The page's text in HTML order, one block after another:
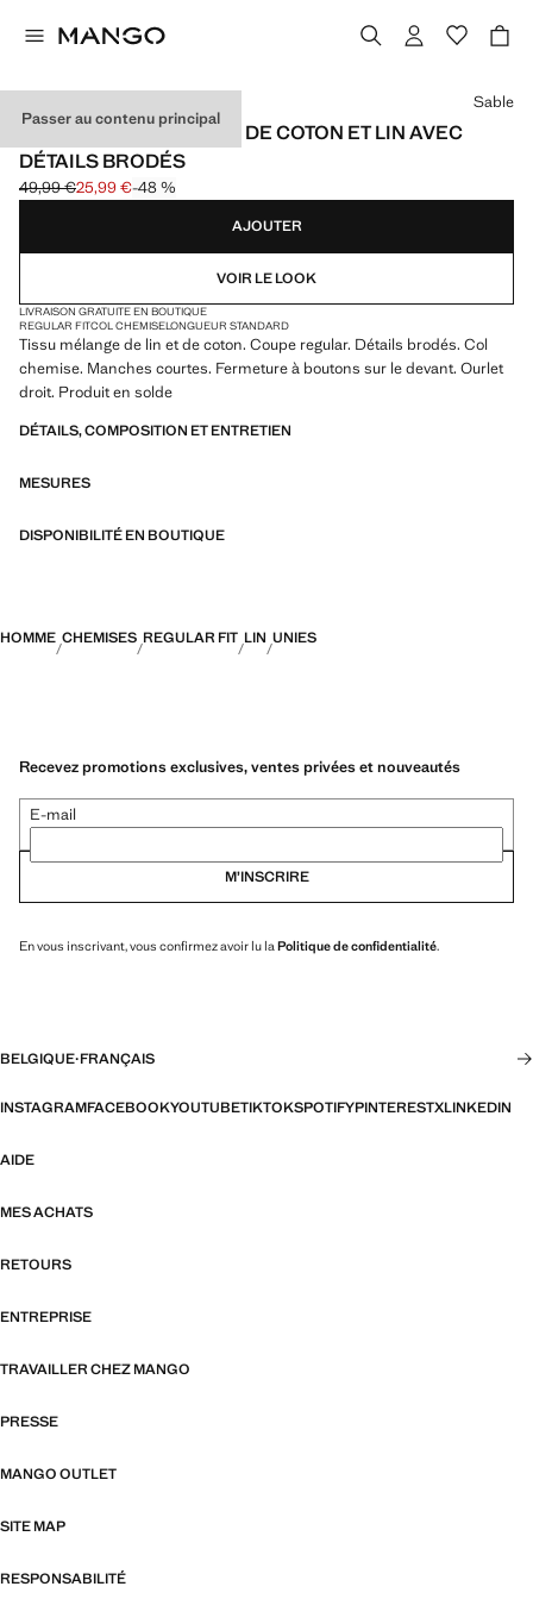
Passer au contenu principal
CHEMISE EN MÉLANGE DE COTON ET LIN AVEC
DÉTAILS BRODÉS
Prix initial barré [49,99 € ]
49,99 €
Prix actuel [25,99 € ]
25,99 €-48 %
Choisissez une couleur
Sable
AJOUTER
VOIR LE LOOK
LIVRAISON GRATUITE EN BOUTIQUE
REGULAR FITCOL CHEMISELONGUEUR STANDARD
Tissu mélange de lin et de coton. Coupe regular. Détails brodés. Col
chemise. Manches courtes. Fermeture à boutons sur le devant. Ourlet
droit. Produit en solde
DÉTAILS, COMPOSITION ET ENTRETIEN
MESURES
DISPONIBILITÉ EN BOUTIQUE
HOMME CHEMISES REGULAR FIT LIN UNIES
Recevez promotions exclusives, ventes privées et nouveautés
E-mail
M’INSCRIRE
En vous inscrivant, vous confirmez avoir lu la Politique de confidentialité.
BELGIQUE·FRANÇAIS
INSTAGRAMFACEBOOKYOUTUBETIKTOKSPOTIFYPINTERESTXLINKEDIN
AIDE
MES ACHATS
RETOURS
ENTREPRISE
TRAVAILLER CHEZ MANGO
PRESSE
MANGO OUTLET
SITE MAP
RESPONSABILITÉ